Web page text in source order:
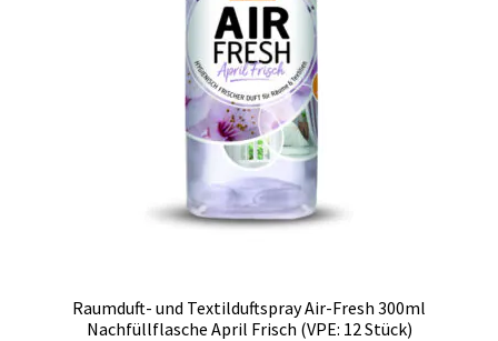
Raumduft- und Textilduftspray Air-Fresh 300ml
Nachfüllflasche April Frisch (VPE: 12 Stück)